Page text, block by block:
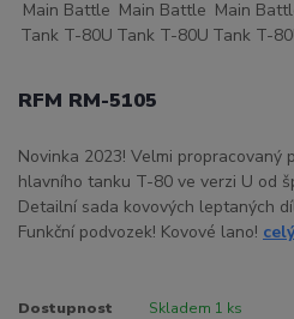
RFM RM-5105
Novinka 2023! Velmi propracovaný
hlavního tanku T-80 ve verzi U od
Detailní sada kovových leptaných
Funkční podvozek! Kovové lano!
Dostupnost Skladem 1 ks